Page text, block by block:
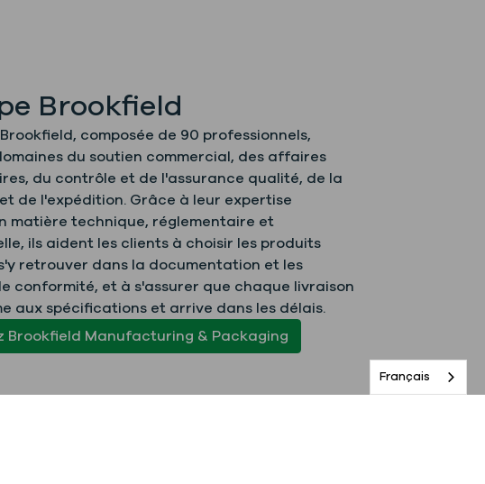
Brookfield
composée de 90 professionnels,
du soutien commercial, des affaires
du contrôle et de l'assurance qualité, de la
de l'expédition. Grâce à leur expertise
matière technique, réglementaire et
ils aident les clients à choisir les produits
retrouver dans la documentation et les
conformité, et à s'assurer que chaque livraison
aux spécifications et arrive dans les délais.
Brookfield Manufacturing & Packaging
Français